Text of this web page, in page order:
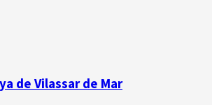
de Vilassar de Mar